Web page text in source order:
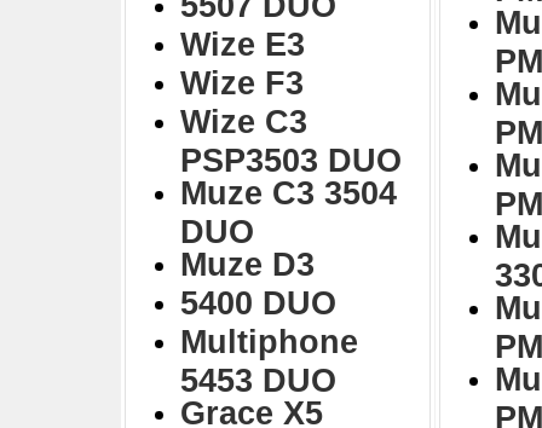
Wize E3
Wize F3
Wize C3
PSP3503 DUO
Muze C3 3504
DUO
Muze D3
5400 DUO
Multiphone
5453 DUO
Grace X5